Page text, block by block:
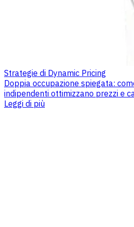
Strategie di Dynamic Pricing
Doppia occupazione spiegata:
indipendenti ottimizzano prezzi e
Leggi di più